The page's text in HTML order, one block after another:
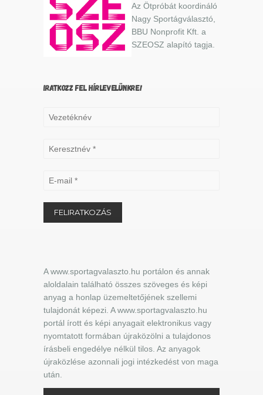
Az Ötpróbát koordináló
Nagy Sportágválasztó,
BBU Nonprofit Kft. a
SZEOSZ alapító tagja.
IRATKOZZ FEL HÍRLEVELÜNKRE!
A www.sportagvalaszto.hu portálon és annak
aloldalain található összes szöveges és képi
anyag a honlap üzemeltetőjének szellemi
tulajdonát képezi. A www.sportagvalaszto.hu
portál írott és képi anyagait elektronikus vagy
nyomtatott formában újraközölni a tulajdonos
írásbeli engedélye nélkül tilos. Az anyagok
újraközlése azonnali jogi intézkedést von maga
után.